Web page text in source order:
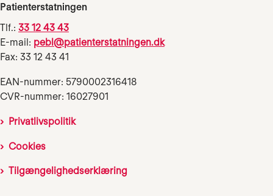
Patienterstatningen
Tlf.: 33 12 43 43
E-mail: pebl@patienterstatningen.dk
Fax: 33 12 43 41
EAN-nummer: 5790002316418
CVR-nummer: 16027901
Privatlivspolitik
Cookies
Tilgængelighedserklæring